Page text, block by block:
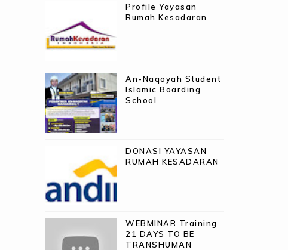
Profile Yayasan
Rumah Kesadaran
An-Naqoyah Student
Islamic Boarding
School
DONASI YAYASAN
RUMAH KESADARAN
WEBMINAR Training
21 DAYS TO BE
TRANSHUMAN